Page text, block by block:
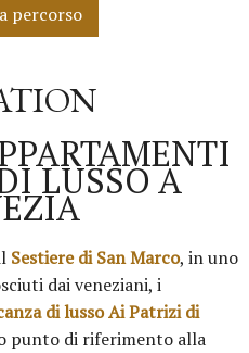
percorso
LUSSO A
Sestiere di San Marco, in uno
dai veneziani, i
di lusso Ai Patrizi di
punto di riferimento alla